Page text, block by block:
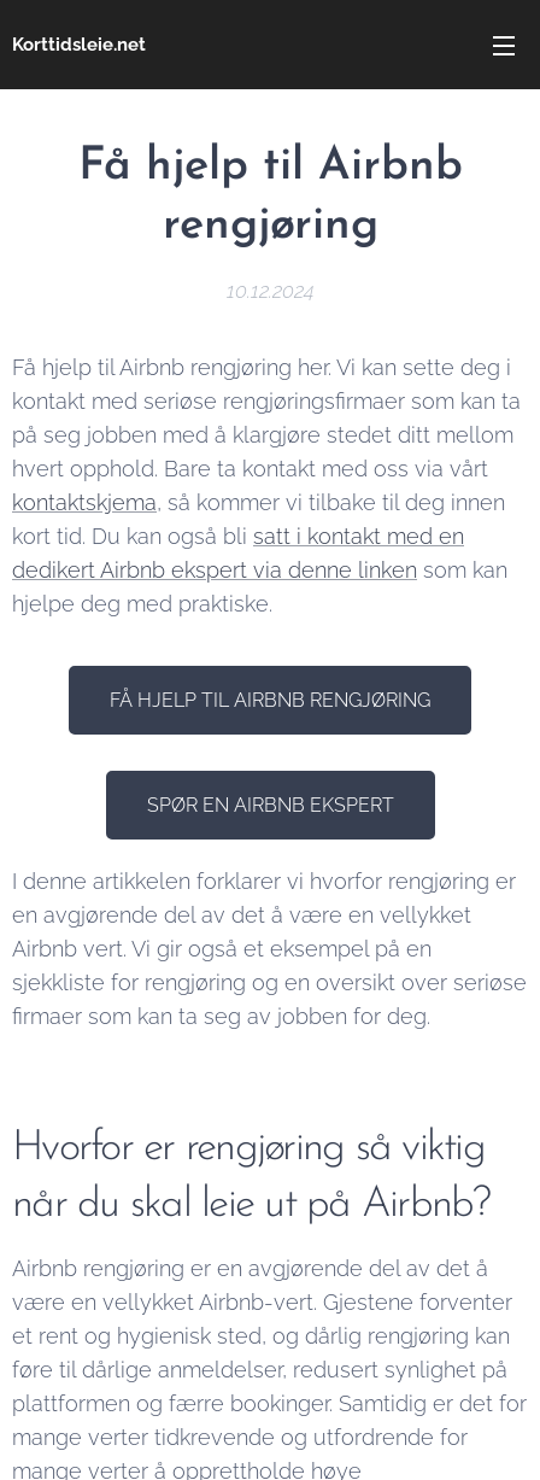
Korttidsleie.net
Få hjelp til Airbnb
rengjøring
10.12.2024
Få hjelp til Airbnb rengjøring her. Vi kan sette deg i
kontakt med seriøse rengjøringsfirmaer som kan ta
på seg jobben med å klargjøre stedet ditt mellom
hvert opphold. Bare ta kontakt med oss via vårt
kontaktskjema, så kommer vi tilbake til deg innen
kort tid. Du kan også bli satt i kontakt med en
dedikert Airbnb ekspert via denne linken som kan
hjelpe deg med praktiske.
FÅ HJELP TIL AIRBNB RENGJØRING
SPØR EN AIRBNB EKSPERT
I denne artikkelen forklarer vi hvorfor rengjøring er
en avgjørende del av det å være en vellykket
Airbnb vert. Vi gir også et eksempel på en
sjekkliste for rengjøring og en oversikt over seriøse
firmaer som kan ta seg av jobben for deg.
Hvorfor er rengjøring så viktig
når du skal leie ut på Airbnb?
Airbnb rengjøring er en avgjørende del av det å
være en vellykket Airbnb-vert. Gjestene forventer
et rent og hygienisk sted, og dårlig rengjøring kan
føre til dårlige anmeldelser, redusert synlighet på
plattformen og færre bookinger. Samtidig er det for
mange verter tidkrevende og utfordrende for
mange verter å opprettholde høye